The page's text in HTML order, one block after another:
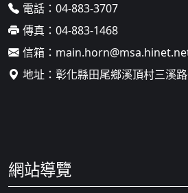
電話： 04-883-3707
傳真： 04-883-1468
信箱：
地址： 彰化縣田尾鄉溪頂村三溪
網站導覽